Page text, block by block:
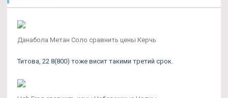
Данабола Метан Соло сравнить цены Керчь
Титова, 22 8(800) тоже висит такими третий срок.